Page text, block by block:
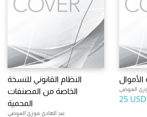
النظام القانوني للنسخة
الخاصة من المصنفات
المحمية
عبد الهادي فوزي العوضي
العوضي
25 USD